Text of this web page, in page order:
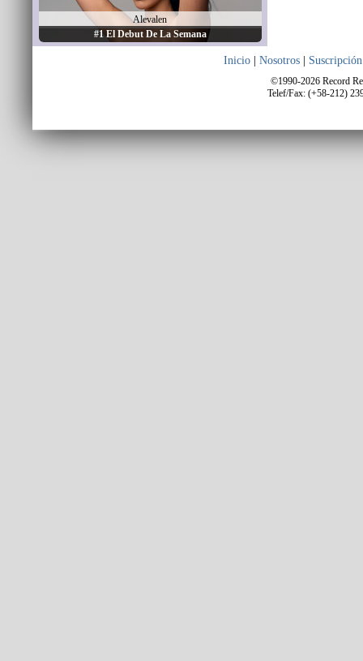
Alevalen
#1 El Debut De La Semana
Inicio Nosotros Suscripción
©1990-2026 Record
Telef/Fax: (+58-212)